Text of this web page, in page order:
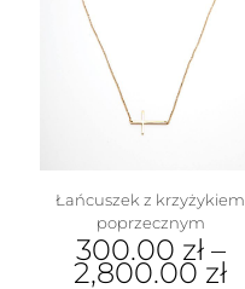
wybrać
stronie
produktu
Łańcuszek z krzyżykiem
poprzecznym
300.00 zł–
2,800.00zł